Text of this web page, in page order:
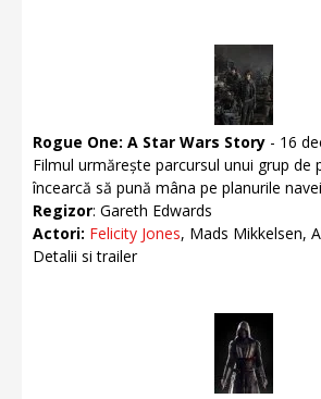
Rogue One: A Star Wars Story - 16
Filmul urmărește parcursul unui grup de
încearcă să pună mâna pe planurile
Regizor: Gareth Edwards
Actori: Felicity Jones, Mads Mikkelsen,
Detalii si trailer